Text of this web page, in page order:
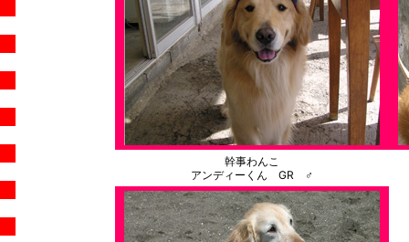
幹事わんこ
アンディーくん GR ♂